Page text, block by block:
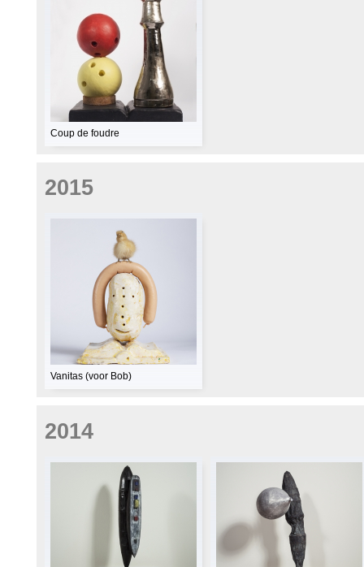
Coup de foudre
2015
Vanitas (voor Bob)
2014